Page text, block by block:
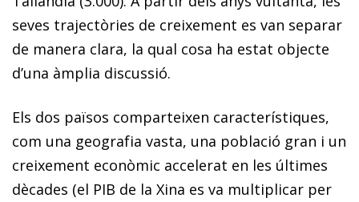
seves trajectòries de creixement es van separar
de manera clara, la qual cosa ha estat objecte
d’una àmplia discussió.
Els dos països comparteixen característiques,
com una geografia vasta, una població gran i un
creixement econòmic accelerat en les últimes
dècades (el PIB de la Xina es va multiplicar per